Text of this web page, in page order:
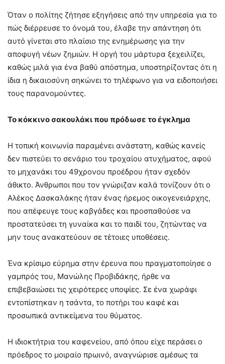
Όταν ο πολίτης ζήτησε εξηγήσεις από την υπηρεσία για το
πώς διέρρευσε το όνομά του, έλαβε την απάντηση ότι
αυτό γίνεται στο πλαίσιο της ενημέρωσης για την
αποφυγή νέων ζημιών. Η οργή του μάρτυρα ξεχειλίζει,
καθώς μιλά για ένα βαθύ απόστημα, υποστηρίζοντας ότι η
ίδια η δικαιοσύνη σηκώνει το τηλέφωνο για να ειδοποιήσει
τους παρανομούντες.
Το κόκκινο σακουλάκι που πρόδωσε το έγκλημα
Η τοπική κοινωνία παραμένει ανάστατη, καθώς κανείς
δεν πιστεύει το σενάριο του τροχαίου ατυχήματος, αφού
το μηχανάκι του 49χρονου προέδρου ήταν σχεδόν
άθικτο. Άνθρωποι που τον γνώριζαν καλά τονίζουν ότι ο
Αλέκος Δασκαλάκης ήταν ένας ήρεμος οικογενειάρχης,
που απέφευγε τους καβγάδες και προσπαθούσε να
προστατεύσει τη γυναίκα και το παιδί του, ζητώντας να
μην τους ανακατεύουν σε τέτοιες υποθέσεις.
Ένα κρίσιμο εύρημα στην έρευνα που πραγματοποίησε ο
γαμπρός του, Μανώλης Προβιδάκης, ήρθε να
επιβεβαιώσει τις χειρότερες υποψίες. Σε ένα χωράφι
εντοπίστηκαν η τσάντα, το ποτήρι του καφέ και
προσωπικά αντικείμενα του θύματος.
Η ιδιοκτήτρια του καφενείου, από όπου είχε περάσει ο
πρόεδρος το μοιραίο πρωινό, αναγνώρισε αμέσως τα